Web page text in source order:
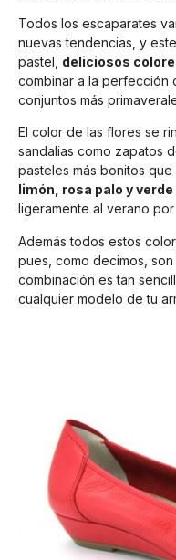
Todos los escaparates
nuevas tendencias, y
pastel, deliciosos
combinar a la perfección
conjuntos más
El color de las flores se
sandalias como zapatos
pasteles más bonitos
limón, rosa palo y
ligeramente al verano
Además todos estos
pues, como decimos,
combinación es tan
cualquier modelo de tu